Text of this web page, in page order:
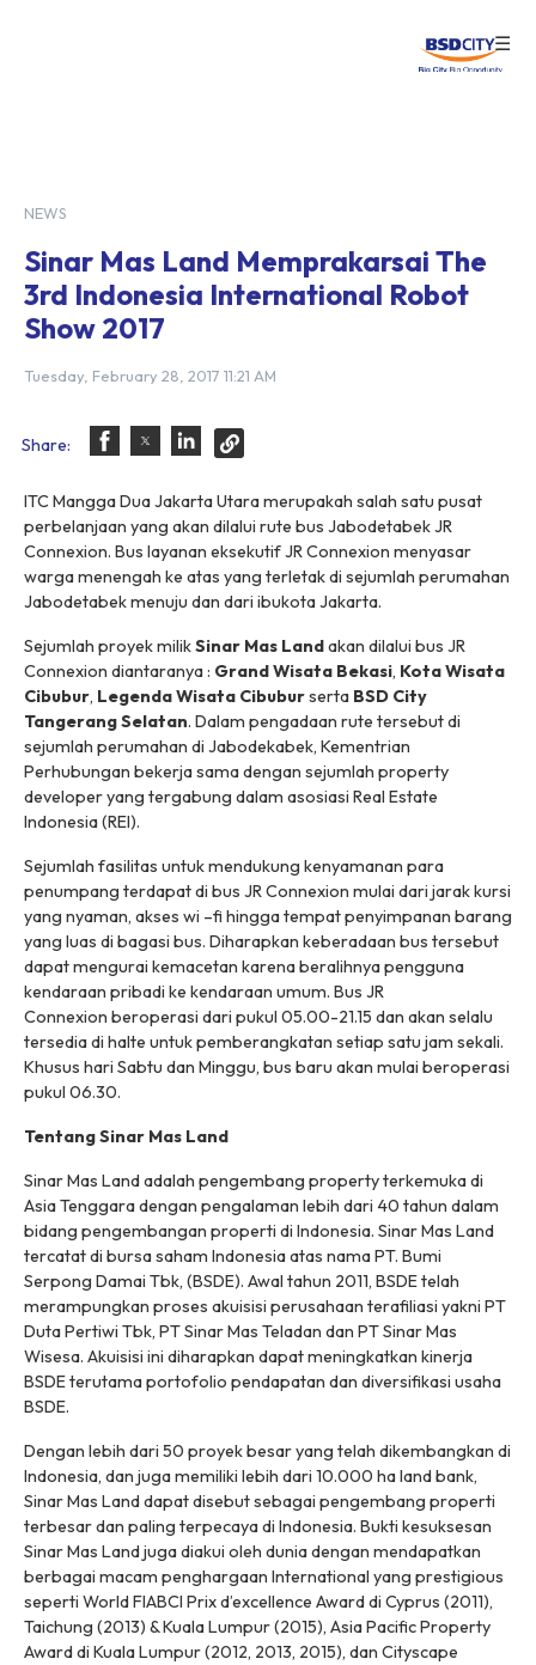
☰
NEWS
Sinar Mas Land Memprakarsai The
3rd Indonesia International Robot
Show 2017
Tuesday, February 28, 2017 11:21 AM
Share:
ITC Mangga Dua Jakarta Utara merupakah salah satu pusat
perbelanjaan yang akan dilalui rute bus JabodetabekJR
Connexion. Bus layanan eksekutifJR Connexion menyasar
warga menengah ke atas yang terletak di sejumlah perumahan
Jabodetabek menuju dan dari ibukota Jakarta.
Sejumlah proyek milikSinar Mas Landakan dilalui bus JR
Connexion diantaranya : Grand Wisata Bekasi, Kota Wisata
Cibubur, Legenda Wisata Cibuburserta BSD City
Tangerang Selatan. Dalam pengadaan rute tersebut di
sejumlah perumahan di Jabodekabek, Kementrian
Perhubungan bekerja sama dengan sejumlah property
developeryang tergabung dalam asosiasi Real Estate
Indonesia (REI).
Sejumlah fasilitas untuk mendukung kenyamanan para
penumpang terdapat di bus JR Connexion mulai dari jarak kursi
yang nyaman, akses wi –fi hingga tempat penyimpanan barang
yang luas di bagasi bus. Diharapkan keberadaan bus tersebut
dapat mengurai kemacetan karena beralihnya pengguna
kendaraan pribadi ke kendaraan umum. Bus JR
Connexion beroperasi dari pukul 05.00-21.15 dan akan selalu
tersedia di halte untuk pemberangkatan setiap satu jam sekali.
Khusus hari Sabtu dan Minggu, bus baru akan mulai beroperasi
pukul 06.30.
Tentang Sinar Mas Land
Sinar Mas Land adalah pengembang property terkemuka di
Asia Tenggara dengan pengalaman lebih dari 40 tahun dalam
bidang pengembangan properti di Indonesia. Sinar Mas Land
tercatat di bursa saham Indonesia atas nama PT. Bumi
Serpong Damai Tbk, (BSDE). Awal tahun 2011, BSDE telah
merampungkan proses akuisisi perusahaan terafiliasi yakni PT
Duta Pertiwi Tbk, PT Sinar Mas Teladan dan PT Sinar Mas
Wisesa. Akuisisi ini diharapkan dapat meningkatkan kinerja
BSDE terutama portofolio pendapatan dan diversifikasi usaha
BSDE.
Dengan lebih dari 50 proyek besar yang telah dikembangkan di
Indonesia, dan juga memiliki lebih dari 10.000 ha land bank,
Sinar Mas Land dapat disebut sebagai pengembang properti
terbesar dan paling terpecaya di Indonesia. Bukti kesuksesan
Sinar Mas Land juga diakui oleh dunia dengan mendapatkan
berbagai macam penghargaan International yang prestigious
seperti World FIABCI Prix d’excellence Award di Cyprus (2011),
Taichung (2013) & Kuala Lumpur (2015), Asia Pacific Property
Award di Kuala Lumpur (2012, 2013, 2015), dan Cityscape